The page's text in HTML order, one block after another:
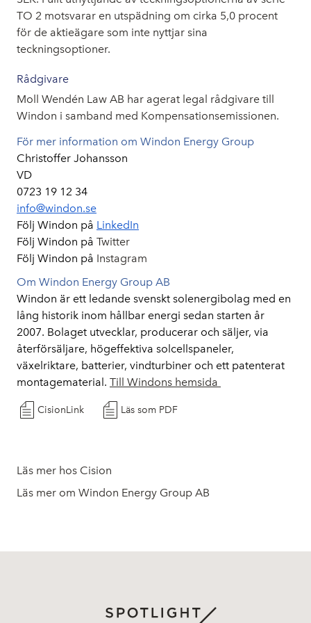
TO 2 motsvarar en utspädning om cirka 5,0 procent
för de aktieägare som inte nyttjar sina
teckningsoptioner.
Rådgivare
Moll Wendén Law AB har agerat legal rådgivare till
Windon i samband med Kompensationsemissionen.
För mer information om Windon Energy Group
Christoffer Johansson
VD
0723 19 12 34
info@windon.se
Följ Windon på LinkedIn
Följ Windon på Twitter
Följ Windon på Instagram
Om Windon Energy Group AB
Windon är ett ledande svenskt solenergibolag med en
lång historik inom hållbar energi sedan starten år
2007. Bolaget utvecklar, producerar och säljer, via
återförsäljare, högeffektiva solcellspaneler,
växelriktare, batterier, vindturbiner och ett patenterat
montagematerial. Till Windons hemsida
CisionLink Läs som PDF
Läs mer hos Cision
Läs mer om Windon Energy Group AB